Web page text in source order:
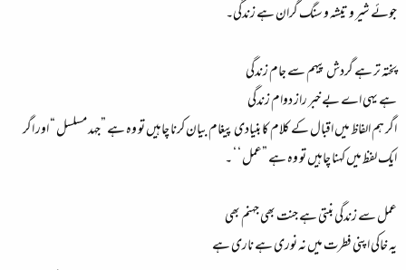
جوئے شیر و تیشہ و سنگ گران ہے زندگی۔
پختہ تر ہے گردش پیہم سے جام زندگی
ہے یہی اے بے خبر راز دوام زندگی
اگر ہم الفاظ میں اقبال کے کلام کا بنیادی پیغام بیان کرنا چاہیں تو وہ ہے ”جہد مسلسل “ اور اگر
ایک لفظ میں کہنا چاہیں تو وہ ہے ”عمل ‘ ‘ ۔
عمل سے زندگی بنتی ہے جنت بھی جہنم بھی
یہ خاکی اپنی فطرت میں نہ نوری ہے ناری ہے